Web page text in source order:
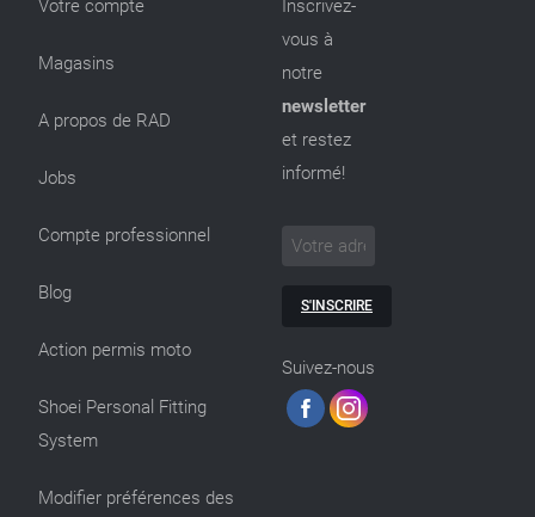
Votre compte
Magasins
A propos de RAD
Jobs
Compte professionnel
Blog
Action permis moto
Shoei Personal Fitting
System
Modifier préférences des
Inscrivez-
vous à
notre
newsletter
et restez
informé!
S'INSCRIRE
Suivez-nous